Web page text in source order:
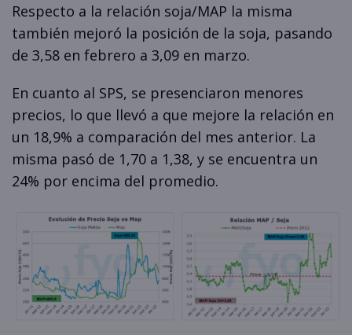
Respecto a la relación soja/MAP la misma
también mejoró la posición de la soja, pasando
de 3,58 en febrero a 3,09 en marzo.
En cuanto al SPS, se presenciaron menores
precios, lo que llevó a que mejore la relación en
un 18,9% a comparación del mes anterior. La
misma pasó de 1,70 a 1,38, y se encuentra un
24% por encima del promedio.